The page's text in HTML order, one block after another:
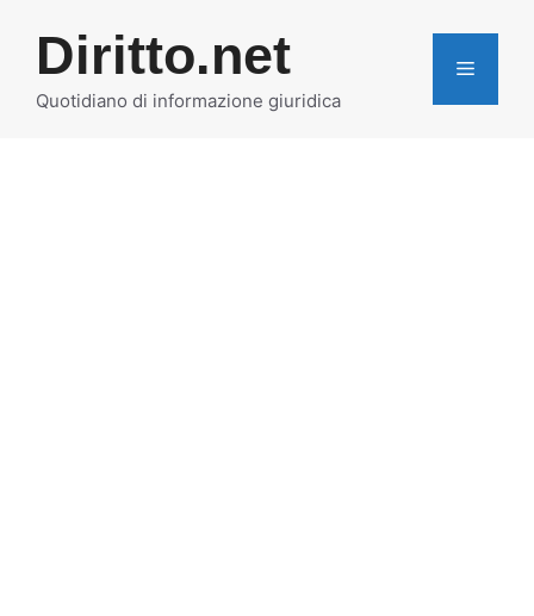
contenuto
Diritto.net
Quotidiano di informazione giuridica
MENU